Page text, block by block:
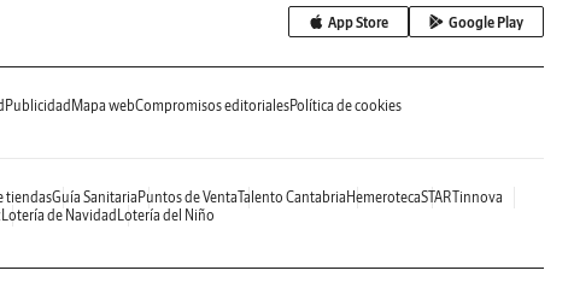
App Store Google Play
Publicidad Mapa webCompromisos editorialesPolítica de cookies
tiendasGuía Sanitaria Puntos de VentaTalento Cantabria HemerotecaSTARTinnova
Lotería de Navidad Lotería del Niño